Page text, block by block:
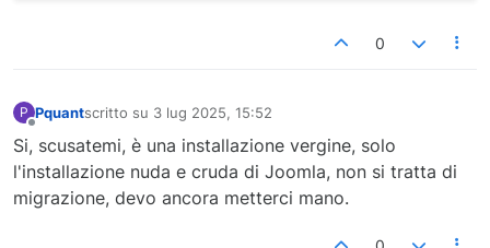
0
P Pquantscritto su 3 lug 2025, 15:52
ultima modifica di
Si, scusatemi, è una installazione vergine, solo
l'installazione nuda e cruda di Joomla, non si tratta di
migrazione, devo ancora metterci mano.